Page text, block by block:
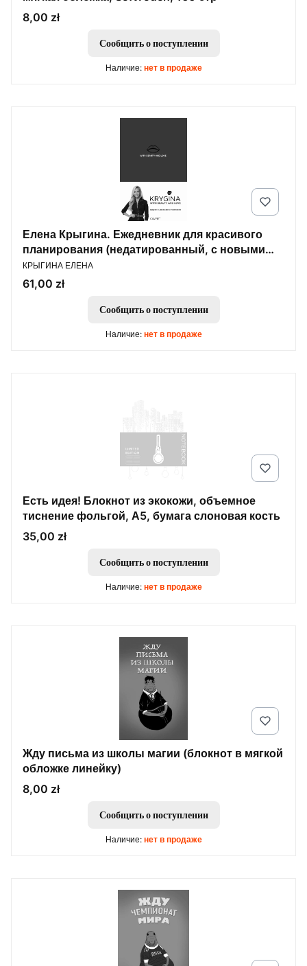
Цена
8,00 zł
Сообщить о поступлении
Наличие: нет в продаже
Елена Крыгина. Ежедневник для красивого
планирования (недатированный, с новыми
наклейками)
ПРОИЗВОДИТЕЛЬ
КРЫГИНА ЕЛЕНА
Цена
61,00 zł
Сообщить о поступлении
Наличие: нет в продаже
Есть идея! Блокнот из экокожи, объемное
тиснение фольгой, А5, бумага слоновая кость
Цена
35,00 zł
Сообщить о поступлении
Наличие: нет в продаже
Жду письма из школы магии (блокнот в мягкой
обложке линейку)
Цена
8,00 zł
Сообщить о поступлении
Наличие: нет в продаже